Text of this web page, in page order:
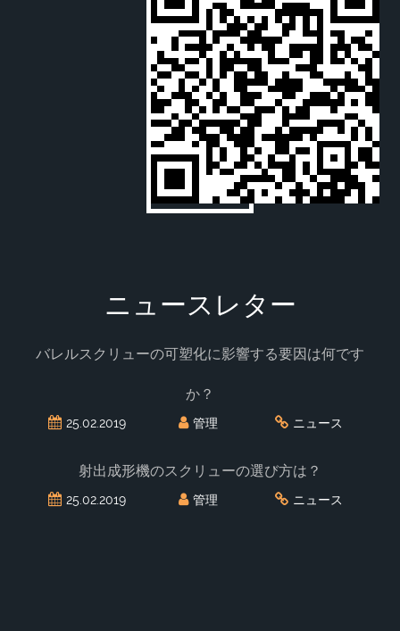
ニュースレター
バレルスクリューの可塑化に影響する要因は何です
か？
25.02.2019 管理 ニュース
射出成形機のスクリューの選び方は？
25.02.2019 管理 ニュース